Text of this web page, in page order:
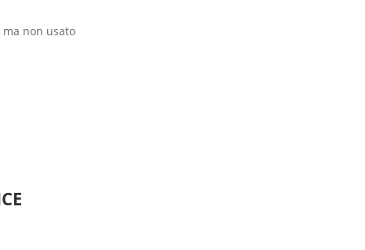
non usato